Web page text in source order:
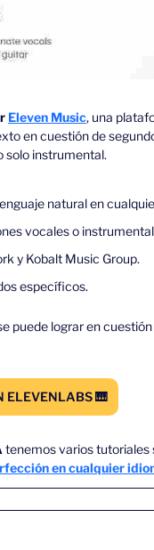
Eleven Music, una
en cuestión de
solo instrumental.
natural en
vocales o
y Kobalt Music Group.
específicos.
puede lograr en
ELEVENLABS 🎹
tenemos varios tutoriales
en cualquier